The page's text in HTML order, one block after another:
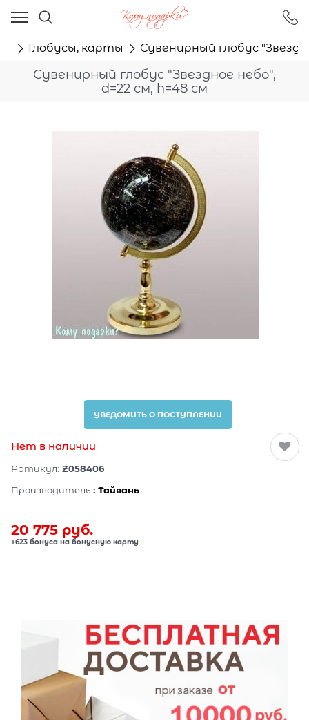
Глобусы, карты Сувенирный глобус
Сувенирный глобус "Звездное небо",
d=22 см, h=48 см
УВЕДОМИТЬ О ПОСТУПЛЕНИИ
Нет в наличии
Артикул: Z058406
Производитель : Тайвань
20 775 руб.
+623 бонуса на бонусную карту
Ваш город - Москва,
угадали?
ДА НЕТ